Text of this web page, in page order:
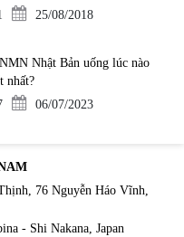
25/08/2018
Nhật Bản uống lúc nào
nhất?
06/07/2023
76 Nguyễn Háo Vĩnh,
- Shi Nakana, Japan